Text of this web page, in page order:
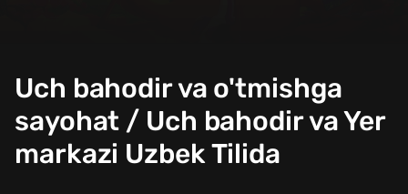
Uch bahodir va o'tmishga
sayohat / Uch bahodir va Yer
markazi Uzbek Tilida